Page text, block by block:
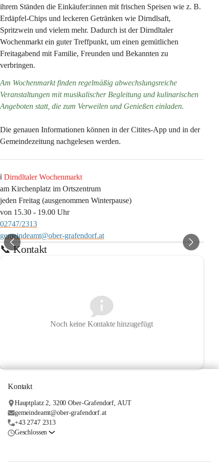
ihrem Ständen die Einkäufer:innen mit frischen Speisen wie z. B.
Erdäpfel-Chips und leckeren Getränken wie Dirndlsaft,
Spritzwein und vielem mehr. Dadurch ist der Dirndltaler
Wochenmarkt ein guter Treffpunkt, um einen gemütlichen
Freitagabend mit Familie, Freunden und Bekannten zu
verbringen.
Am Wochenmarkt finden regelmäßig abwechslungsreiche
Veranstaltungen mit musikalischer Begleitung und kulinarischen
Angeboten statt, die zum Verweilen und Genießen einladen.
Die genauen Informationen können in der Citites-App und in der
Gemeindezeitung nachgelesen werden.
ℹ️ Dirndltaler Wochenmarkt
am Kirchenplatz im Ortszentrum
jeden Freitag (ausgenommen Winterpause)
von 15.30 - 19.00 Uhr
02747/2313
gemeindeamt@ober-grafendorf.at
📞 Kontakt
Noch keine Kontakte hinzugefügt
Kontakt
Hauptplatz 2, 3200 Ober-Grafendorf, AUT
gemeindeamt@ober-grafendorf.at
+43 2747 2313
Geschlossen